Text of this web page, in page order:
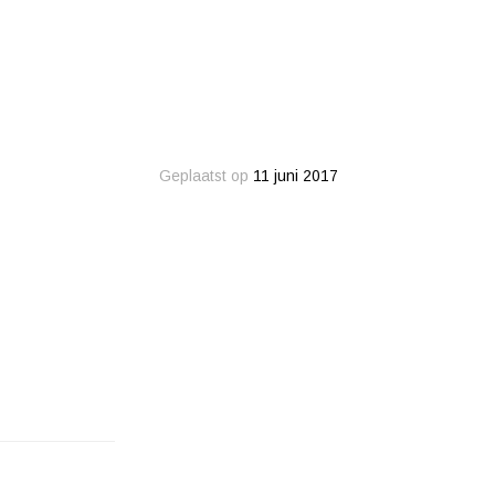
Geplaatst op 11 juni 2017